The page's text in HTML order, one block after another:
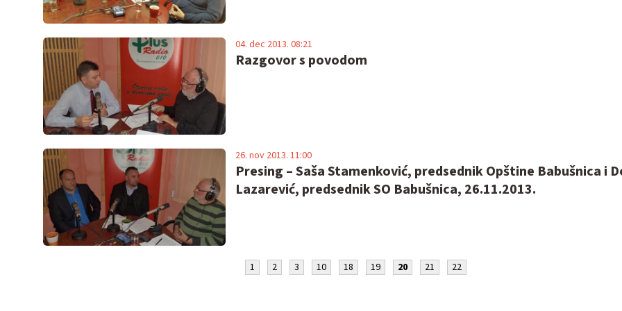
Razgovor s povodom
04. dec 2013. 08:21
Presing – Saša Stamenković, predsednik Opštine Babušnica i
Lazarević, predsednik SO Babušnica, 26.11.2013.
26. nov 2013. 11:00
1 2 3 10 18 19 20 21 22